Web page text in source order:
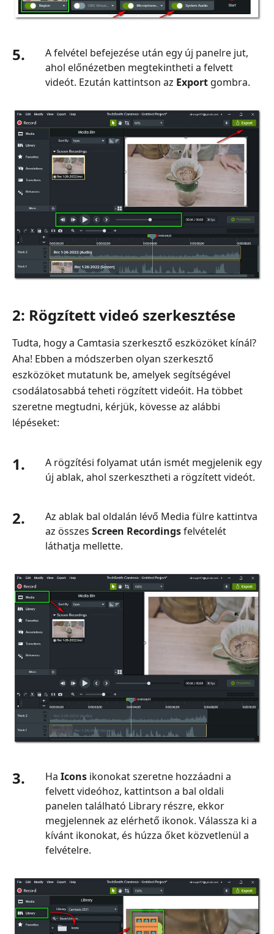
5.
A felvétel befejezése után egy új panelre jut,
ahol előnézetben megtekintheti a felvett
videót. Ezután kattintson az Export gombra.
2: Rögzített videó szerkesztése
Tudta, hogy a Camtasia szerkesztő eszközöket kínál?
Aha! Ebben a módszerben olyan szerkesztő
eszközöket mutatunk be, amelyek segítségével
csodálatosabbá teheti rögzített videóit. Ha többet
szeretne megtudni, kérjük, kövesse az alábbi
lépéseket:
1.
A rögzítési folyamat után ismét megjelenik egy
új ablak, ahol szerkesztheti a rögzített videót.
2.
Az ablak bal oldalán lévő Media fülre kattintva
az összes Screen Recordingsfelvételét
láthatja mellette.
3. Ha Icons ikonokat szeretne hozzáadni a
felvett videóhoz, kattintson a bal oldali
panelen található Library részre, ekkor
megjelennek az elérhető ikonok. Válassza ki a
kívánt ikonokat, és húzza őket közvetlenül a
felvételre.